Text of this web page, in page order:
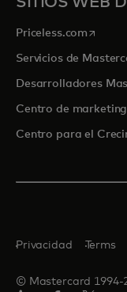
Priceless.com se
Servicios de
Desarrolladores
Centro de
Centro para el
© Mastercard 1994-
Privacidad Terms